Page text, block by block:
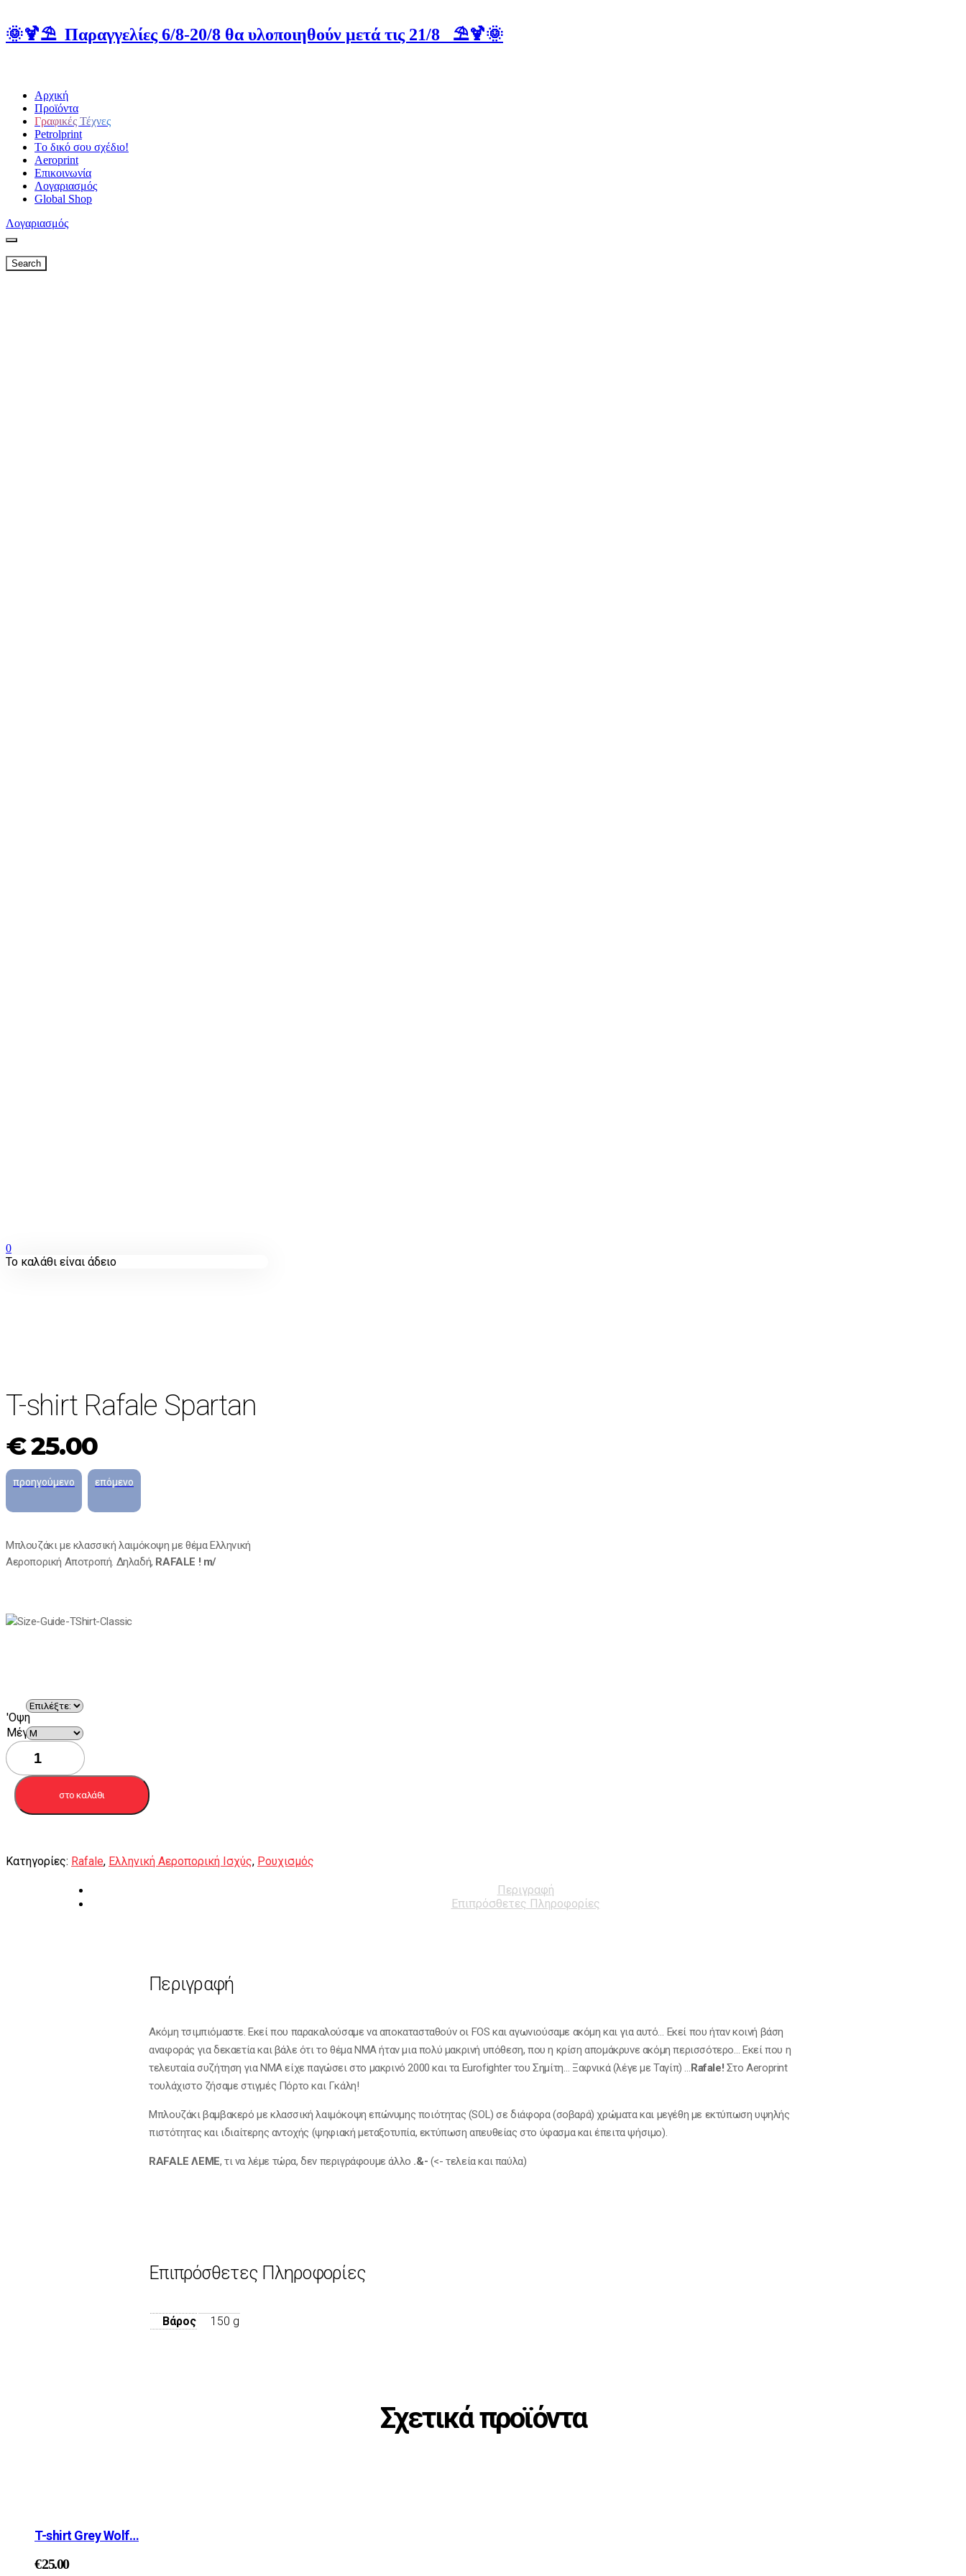
🌞🍹⛱️ Παραγγελίες 6/8-20/8 θα υλοποιηθούν μετά τις 21/8 ⛱️🍹🌞
Αρχική
Προϊόντα
Γραφικές Τέχνες
Petrolprint
Tο δικό σου σχέδιο!
Aeroprint
Επικοινωνία
Λογαριασμός
Global Shop
Λογαριασμός
0
Το καλάθι είναι άδειο
T-shirt Rafale Spartan
€25.00
Μπλουζάκι με κλασσική λαιμόκοψη με θέμα Ελληνική
Αεροπορική Αποτροπή. Δηλαδή, RAFALE ! m/
'Οψη
Mέγεθος
T-
shirt
Rafale
Spartan
ποσότητα
στο καλάθι
Κατηγορίες: Rafale, Ελληνική Αεροπορική Ισχύς, Ρουχισμός
Περιγραφή
Επιπρόσθετες Πληροφορίες
Περιγραφή
Ακόμη τσιμπιόμαστε. Εκεί που παρακαλούσαμε να αποκατασταθούν οι FOS και αγωνιούσαμε ακόμη και για αυτό… Εκεί που ήταν κοινή βάση
αναφοράς για δεκαετία και βάλε ότι το θέμα ΝΜΑ ήταν μια πολύ μακρινή υπόθεση, που η κρίση απομάκρυνε ακόμη περισσότερο… Εκεί που η
τελευταία συζήτηση για ΝΜΑ είχε παγώσει στο μακρινό 2000 και τα Eurofighter του Σημίτη… Ξαφνικά (λέγε με Ταγίπ) …Rafale! Στο Αeroprint
τουλάχιστο ζήσαμε στιγμές Πόρτο και Γκάλη!
Μπλουζάκι βαμβακερό με κλασσική λαιμόκοψη επώνυμης ποιότητας (SOL) σε διάφορα (σοβαρά) χρώματα και μεγέθη με εκτύπωση υψηλής
πιστότητας και ιδιαίτερης αντοχής (ψηφιακή μεταξοτυπία, εκτύπωση απευθείας στο ύφασμα και έπειτα ψήσιμο).
RAFALE ΛΕΜΕ, τι να λέμε τώρα, δεν περιγράφουμε άλλο .&- (<- τελεία και παύλα)
Επιπρόσθετες Πληροφορίες
Βάρος 150 g
Σχετικά προϊόντα
T-shirt Grey Wolf…
€25.00